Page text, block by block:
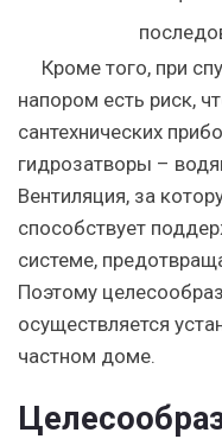
Кроме того, при
напором есть риск,
сантехнических
гидрозатворы –
Вентиляция, за
способствует
системе,
Поэтому
осуществляется у
частном доме.